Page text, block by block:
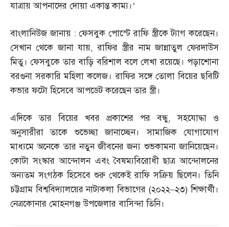
যাত্রায় আপনাদের দোয়া একান্ত কাম্য।’
বাংলানিউজ জানায় :ফেসবুক পোস্টে রাফি স্ত্রীকে ট্যাগ করেছেন।
সেখান থেকে জানা যায়,রাফির স্ত্রীর নাম জান্নাতুল ফেরদাউস
মিতু। ফেসবুকে তার বাড়ি বরিশাল বলে লেখা রয়েছে। পড়াশোনা
বরগুনা সরকারি মহিলা কলেজ। রাফির সঙ্গে তোলা বিয়ের ছবিটি
কভার ফটো হিসেবে আপডেট করেছেন তার স্ত্রী।
এদিকে তার বিয়ের খবর প্রকাশের পর বন্ধু,সহযোদ্ধা ও
অনুসারীরা তাকে শুভেচ্ছা জানাচ্ছেন। সামাজিক যোগাযোগ
মাধ্যমে অনেকে তার নতুন জীবনের জন্য শুভকামনা জানিয়েছেন।
কোটা সংস্কার আন্দোলন এবং বৈষম্যবিরোধী ছাত্র আন্দোলনের
অন্যতম সংগঠক হিসেবে শুরু থেকেই রাফি সক্রিয় ছিলেন। তিনি
চট্টগ্রাম বিশ্ববিদ্যালয়ের নাট্যকলা বিভাগের (২০২২–২৩)শিক্ষার্থী।
নেত্রকোনার মোহনগঞ্জ উপজেলার বাসিন্দা তিনি।